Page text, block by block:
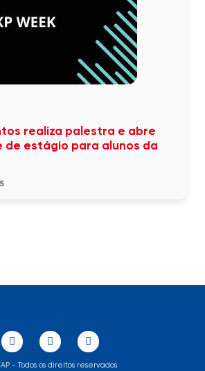
realiza palestra e abre
de estágio para alunos da
- Todos os direitos reservados